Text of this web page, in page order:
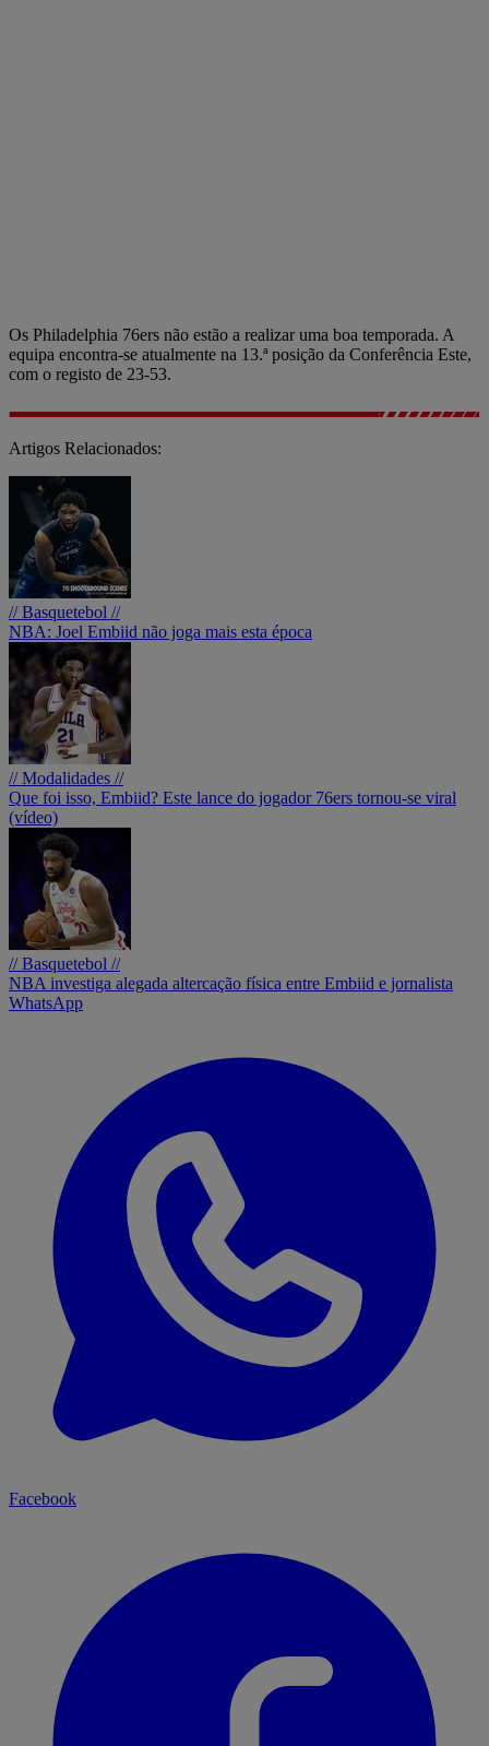
Os Philadelphia 76ers não estão a realizar uma boa temporada. A
equipa encontra-se atualmente na 13.ª posição da Conferência Este,
com o registo de 23-53.
Artigos Relacionados:
// Basquetebol //
NBA: Joel Embiid não joga mais esta época
// Modalidades //
Que foi isso, Embiid? Este lance do jogador 76ers tornou-se viral
(vídeo)
// Basquetebol //
NBA investiga alegada altercação física entre Embiid e jornalista
WhatsApp
Facebook